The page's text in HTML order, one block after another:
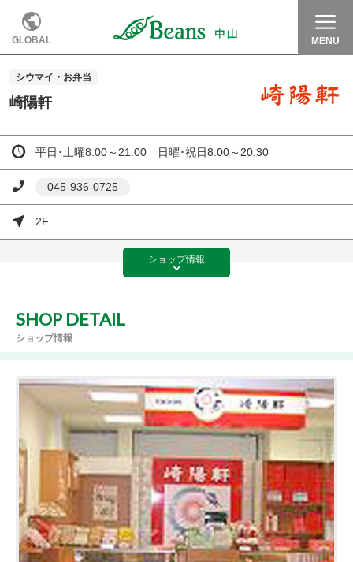
GLOBAL MENU
シウマイ・お弁当
崎陽軒
平日･土曜8:00～21:00 日曜･祝日8:00～20:30
045-936-0725
2F
ショップ情報
SHOP DETAIL
ショップ情報